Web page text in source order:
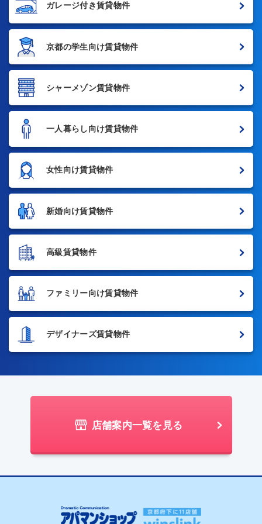
ガレージ付き賃貸物件
京都の学生向け賃貸物件
シャーメゾン賃貸物件
一人暮らし向け賃貸物件
女性向け賃貸物件
新婚向け賃貸物件
高級賃貸物件
ファミリー向け賃貸物件
デザイナーズ賃貸物件
店舗案内一覧を見る